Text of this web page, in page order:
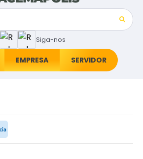
Siga-nos
EMPRESA SERVIDOR